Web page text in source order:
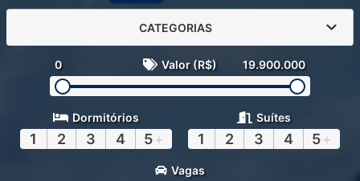
CATEGORIAS
0 Valor (R$) 19.900.000
Dormitórios
1 2 3 4 5+
Suítes
1 2 3 4 5+
Vagas